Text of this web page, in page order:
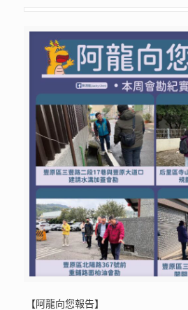
【阿龍向您報告】